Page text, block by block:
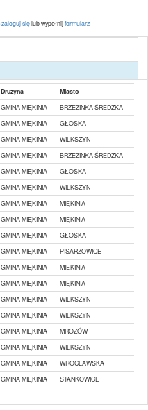
zaloguj sięlub wypełnijformularz
Druzyna
Miasto
GMINA MIĘKINIA
BRZEZINKA ŚREDZKA
GMINA MIĘKINIA
GŁOSKA
GMINA MIĘKINIA
WILKSZYN
GMINA MIĘKINIA
BRZEZINKA ŚREDZKA
GMINA MIĘKINIA
GŁOSKA
GMINA MIĘKINIA
WILKSZYN
GMINA MIĘKINIA
MIĘKINIA
GMINA MIĘKINIA
MIĘKINIA
GMINA MIĘKINIA
GŁOSKA
GMINA MIĘKINIA
PISARZOWICE
GMINA MIĘKINIA
MIEKINIA
GMINA MIĘKINIA
MIĘKINIA
GMINA MIĘKINIA
WILKSZYN
GMINA MIĘKINIA
WILKSZYN
GMINA MIĘKINIA
MROZÓW
GMINA MIĘKINIA
WILKSZYN
GMINA MIĘKINIA
WROCLAWSKA
GMINA MIĘKINIA STANKOWICE